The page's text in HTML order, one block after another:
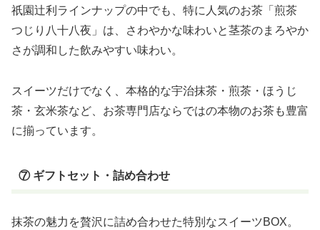
祇園辻利ラインナップの中でも、特に人気のお茶「煎茶
つじり八十八夜」は、さわやかな味わいと茎茶のまろやか
さが調和した飲みやすい味わい。
スイーツだけでなく、本格的な宇治抹茶・煎茶・ほうじ
茶・玄米茶など、お茶専門店ならではの本物のお茶も豊富
に揃っています。
⑦ ギフトセット・詰め合わせ
抹茶の魅力を贅沢に詰め合わせた特別なスイーツBOX。